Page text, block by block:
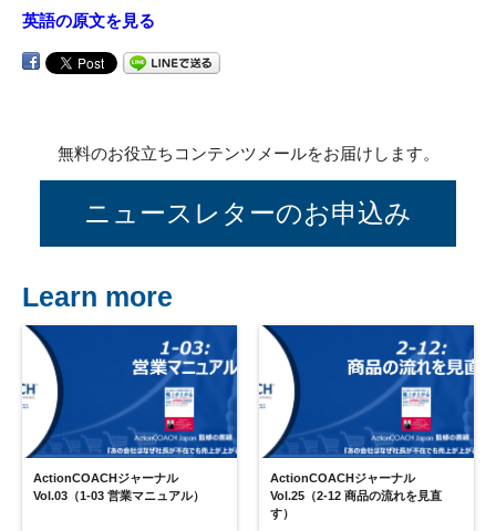
英語の原文を見る
無料のお役立ちコンテンツメールをお届けします。
ニュースレターのお申込み
Learn more
ActionCOACHジャーナル
Vol.03（1-03 営業マニュアル）
ActionCOACHジャーナル
Vol.25（2-12 商品の流れを見直
す）